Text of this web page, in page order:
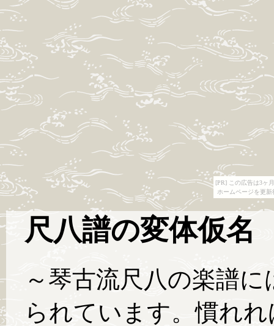
[PR] この広告は3ヶ
ホームページを更
尺八譜の変体仮名
～琴古流尺八の楽譜
られています。慣れ